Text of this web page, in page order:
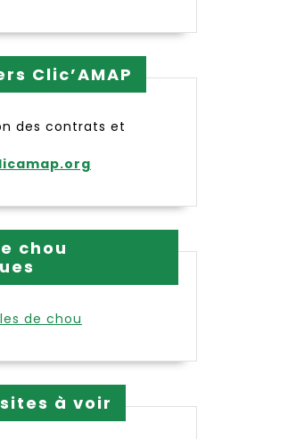
Clic’AMAP
des contrats et
chou
de chou
à voir